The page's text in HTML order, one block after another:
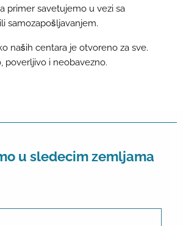
primer savetujemo u vezi sa
samozapošljavanjem.
naših centara je otvoreno za sve.
poverljivo i neobavezno.
u sledecim zemljama